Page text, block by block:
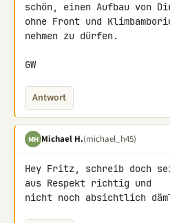
schön, einen Aufbau von
ohne Front und
nehmen zu dürfen.
GW
Antwort
MH Michael H.(michael_h45)
Hey Fritz, schreib doch
aus Respekt richtig und
nicht noch absichtlich